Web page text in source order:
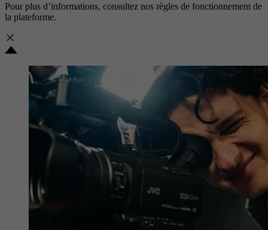
Pour plus d’informations, consultez nos règles de fonctionnement de
la plateforme.